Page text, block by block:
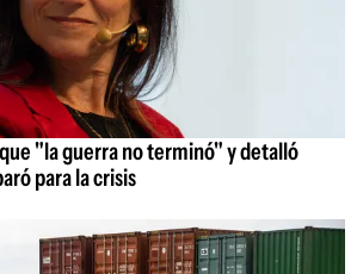
"la guerra no terminó" y detalló
para la crisis